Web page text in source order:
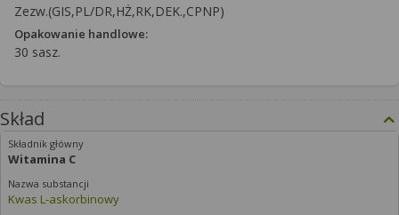
Zezw.(GIS,PL/DR,HŻ,RK,DEK.,CPNP)
Opakowanie handlowe:
30 sasz.
Skład
Witamina C
Kwas L-askorbinowy